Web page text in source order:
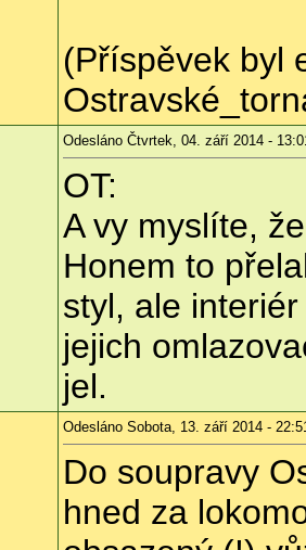
(Příspěvek byl
Odesláno Čtvrtek, 04. září 2014 -
OT:
A vy myslíte,
Honem to
styl, ale
jejich
jel.
Odesláno Sobota, 13. září 2014 -
Do soupravy
hned za